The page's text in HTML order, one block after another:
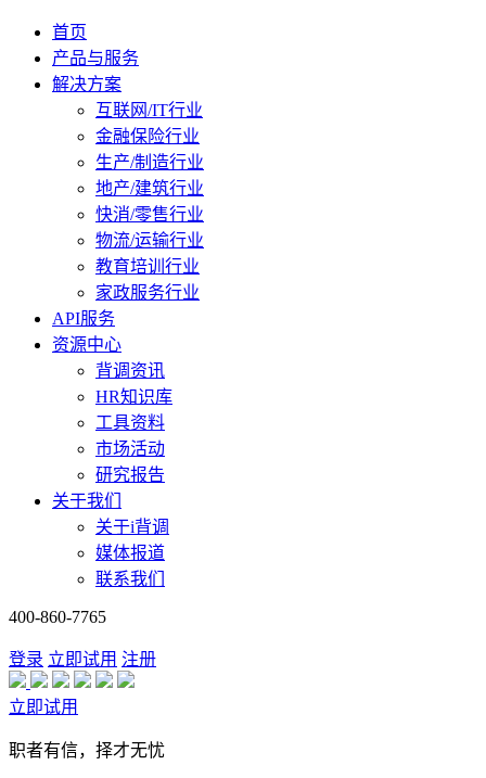
首页
产品与服务
解决方案
互联网/IT行业
金融保险行业
生产/制造行业
地产/建筑行业
快消/零售行业
物流/运输行业
教育培训行业
家政服务行业
API服务
资源中心
背调资讯
HR知识库
工具资料
市场活动
研究报告
关于我们
关于i背调
媒体报道
联系我们
400-860-7765
登录 立即试用 注册
立即试用
职者有信，择才无忧